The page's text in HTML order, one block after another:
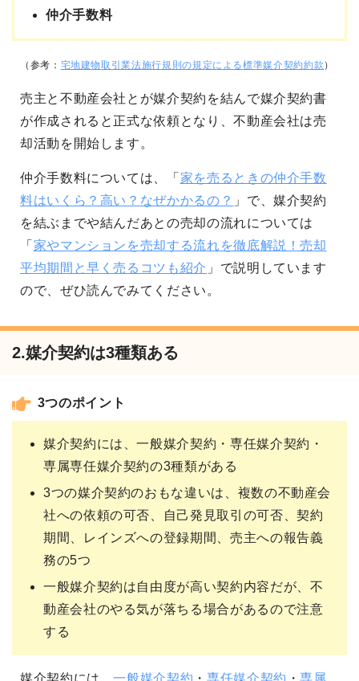
仲介手数料
（参考： 宅地建物取引業法施行規則の規定による標準媒介契約約款 ）
売主と不動産会社とが媒介契約を結んで媒介契約書
が作成されると正式な依頼となり、不動産会社は売
却活動を開始します。
仲介手数料については、「 家を売るときの仲介手数
料はいくら？高い？なぜかかるの？ 」で、媒介契約
を結ぶまでや結んだあとの売却の流れについては
「 家やマンションを売却する流れを徹底解説！売却
平均期間と早く売るコツも紹介 」で説明しています
ので、ぜひ読んでみてください。
2.媒介契約は3種類ある
3つのポイント
媒介契約には、一般媒介契約・専任媒介契約・
専属専任媒介契約の3種類がある
3つの媒介契約のおもな違いは、複数の不動産会
社への依頼の可否、自己発見取引の可否、契約
期間、レインズへの登録期間、売主への報告義
務の5つ
一般媒介契約は自由度が高い契約内容だが、不
動産会社のやる気が落ちる場合があるので注意
する